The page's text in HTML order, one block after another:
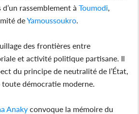
rassemblement à Toumodi
deYamoussoukro
des frontières entre
et activité politique partisane. Il
du principe de neutralité de l’État,
démocratie moderne.
Anaky convoque la mémoire du